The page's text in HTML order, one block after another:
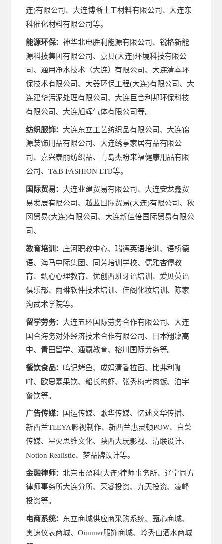
连)有限公司、大连博晰土工材料有限公司、大连东
科催化材料有限公司等。
能源环保：神华北电胜利能源有限公司、锐格新能
源科技集团有限公司、嘉贝(大连)环境科技有限公
司、通用净水技术（大连）有限公司、大连清本环
保技术有限公司、大器环保工程(大连)有限公司、大
连建华污泥处理有限公司、大连巨合利邦环保科技
有限公司、大连旭辉气体有限公司等。
纺织服饰： 大连东立工艺纺织品有限公司、大连锦
源装饰用品有限公司、大连绣亭家居有品有限公
司、嘉兴泰丽纺织品、青岛杰盼来福健康用品有限
公司、T&B FASHION LTD等。
国际贸易： 大连业建贸易有限公司、大连安龙鑫贸
易发展有限公司、越蓝国际贸易(大连)有限公司、秋
冈贸易(大连)有限公司、大连新佳倍国际贸易有限公
司、
教育培训： 庄河职教中心、瑞德英语培训、语桥德
语、海马中际集团、同芳培训学校、儒雅杏谭教
育、甄心心理教育、优创西班牙语培训、爱贝英语
俱乐部、雨琳软件技术培训、佳阁化妆培训、陈家
沟武术学院等。
留学劳务： 大连五环国际劳务合作有限公司、大连
国合海务对外经济技术合作有限公司、日本翔凜高
中、青田留学、通赢教育、榕川国际劳务等。
餐饮食品： 鸣记烤鱼、成娟清香拉面、比弗利咖
啡、欧思慕果饮、船长的虾、张秀梅考肉饭、泊宇
餐饮等。
广告传媒：
国运传媒、歌华传媒、忆述文华传播、
新西兰TEEYA影视制作、新西兰惠灵顿POW、白菜
传媒、星火思维文化、陕西大玩影视、清联设计、
Notion Realistic、梦品牌设计等。
金融律师：北京市盈科(大连)律师事务所、辽宁同方
律师事务所大连分所、荣睿投资、九天投资、凌峰
投资等。
电商系统： 东立商城供应商采购系统、甄心商城、
奥速仪表商城、Oimmer服饰商城、岭秀山酒水商城